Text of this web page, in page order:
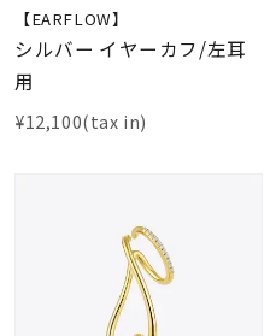
【EARFLOW】
シルバー イヤーカフ/左耳
用
¥12,100(tax in)